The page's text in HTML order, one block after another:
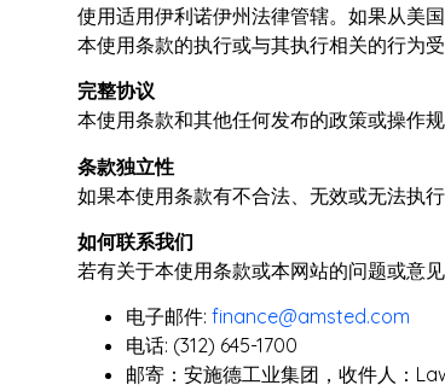
使用适用伊利诺伊州法律管辖。如果从美
本使用条款的执行或与其执行相关的行为
完整协议
本使用条款和其他任何发布的政策或操作
条款独立性
如果本使用条款有不合法、无效或无法执
如何联系我们
若有关于本使用条款或本网站的问题或意
电子邮件: finance@amsted.com
电话: (312) 645-1700
邮寄：安施德工业集团，收件人：